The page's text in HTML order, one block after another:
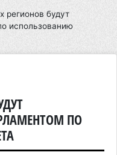
регионов будут
использованию
ПО